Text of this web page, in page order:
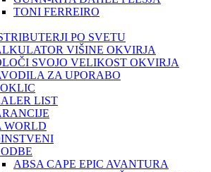
TONI FERREIRO
PO SVETU
VIŠINE OKVIRJA
SVOJO VELIKOST OKVIRJA
ZA UPORABO
LIST
WORLD
ABSA CAPE EPIC AVANTURA